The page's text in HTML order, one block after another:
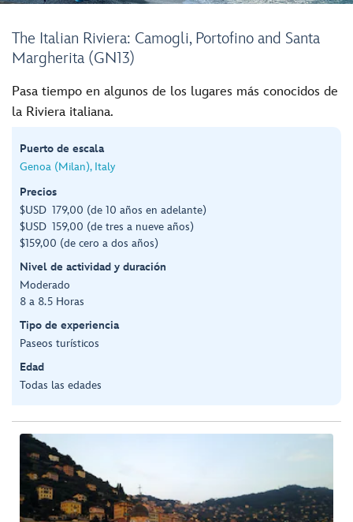
The Italian Riviera: Camogli, Portofino and Santa
Margherita (GN13)
Pasa tiempo en algunos de los lugares más conocidos de
la Riviera italiana.
Puerto de escala
Genoa (Milan), Italy
Precios
$USD 179,00 (de 10 años en adelante)
$USD 159,00 (de tres a nueve años)
$159,00 (de cero a dos años)
Nivel de actividad y duración
Moderado
8 a 8.5 Horas
Tipo de experiencia
Paseos turísticos
Edad
Todas las edades